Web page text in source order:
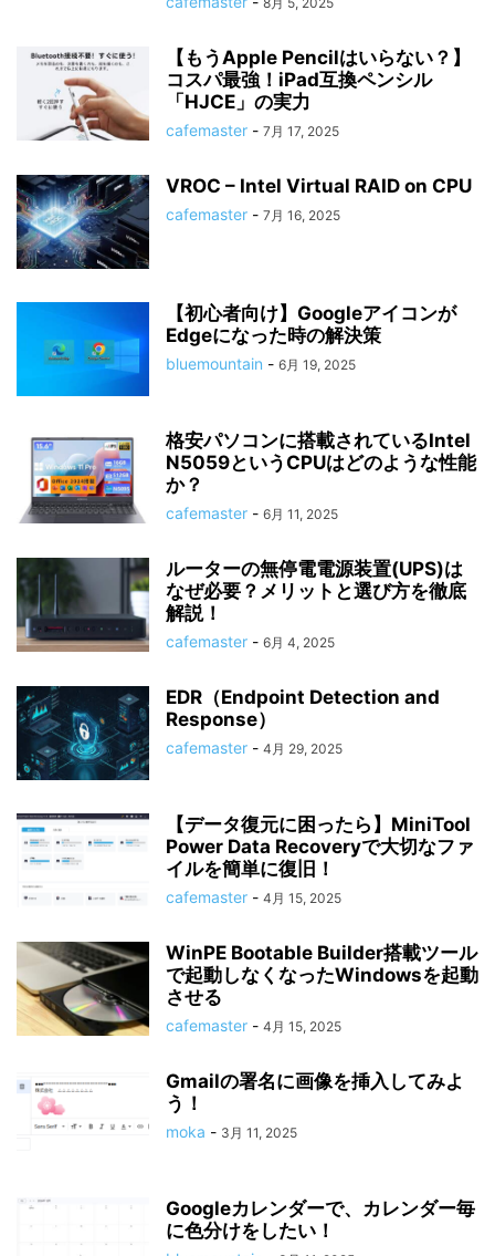
【もうApple Pencilはいらない？】
コスパ最強！iPad互換ペンシル
「HJCE」の実力
cafemaster - 7月 17, 2025
VROC – Intel Virtual RAID on CPU
cafemaster - 7月 16, 2025
【初心者向け】Googleアイコンが
Edgeになった時の解決策
bluemountain - 6月 19, 2025
格安パソコンに搭載されているIntel
N5059というCPUはどのような性能
か？
cafemaster - 6月 11, 2025
ルーターの無停電電源装置(UPS)は
なぜ必要？メリットと選び方を徹底
解説！
cafemaster - 6月 4, 2025
EDR（Endpoint Detection and
Response）
cafemaster - 4月 29, 2025
【データ復元に困ったら】MiniTool
Power Data Recoveryで大切なファ
イルを簡単に復旧！
cafemaster - 4月 15, 2025
WinPE Bootable Builder搭載ツール
で起動しなくなったWindowsを起動
させる
cafemaster - 4月 15, 2025
Gmailの署名に画像を挿入してみよ
う！
moka - 3月 11, 2025
Googleカレンダーで、カレンダー毎
に色分けをしたい！